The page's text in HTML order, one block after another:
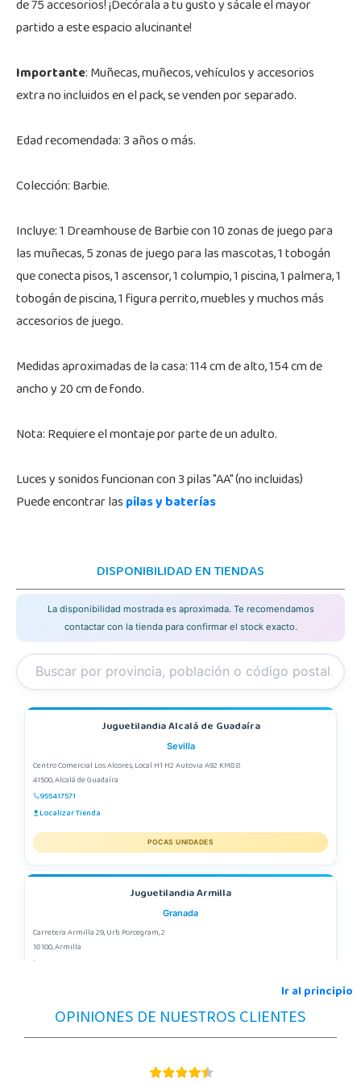
de 75 accesorios! ¡Decórala a tu gusto y sácale el mayor
partido a este espacio alucinante!
Importante: Muñecas, muñecos, vehículos y accesorios
extra no incluidos en el pack, se venden por separado.
Edad recomendada: 3 años o más.
Colección: Barbie.
Incluye: 1 Dreamhouse de Barbie con 10 zonas de juego para
las muñecas, 5 zonas de juego para las mascotas, 1 tobogán
que conecta pisos, 1 ascensor, 1 columpio, 1 piscina, 1 palmera, 1
tobogán de piscina, 1 figura perrito, muebles y muchos más
accesorios de juego.
Medidas aproximadas de la casa: 114 cm de alto, 154 cm de
ancho y 20 cm de fondo.
Nota: Requiere el montaje por parte de un adulto.
Luces y sonidos funcionan con 3 pilas "AA" (no incluidas)
Puede encontrar laspilas y baterías
DISPONIBILIDAD EN TIENDAS
La disponibilidad mostrada es aproximada. Te recomendamos
contactar con la tienda para confirmar el stock exacto.
Juguetilandia Alcalá de Guadaíra
Sevilla
Centro Comercial Los Alcores, Local H1 H2 Autovia A92 KM8.8
41500, Alcalá de Guadaíra
955417571
Localizar Tienda
POCAS UNIDADES
Juguetilandia Armilla
Granada
Carretera Armilla 29, Urb. Porcegram, 2
18100, Armilla
Juguetilandia Barakaldo
Vizcaya
Ir al principio
OPINIONES DE NUESTROS CLIENTES